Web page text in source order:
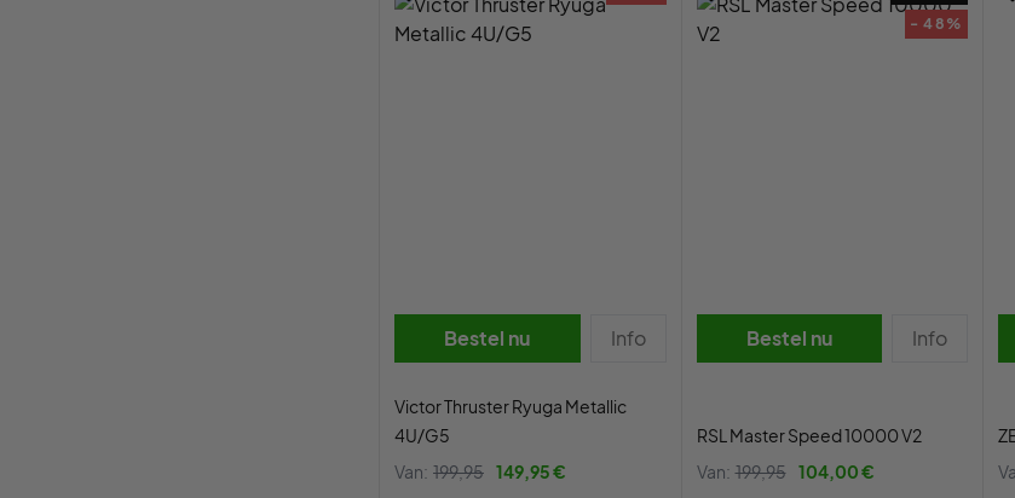
Bestel nu Info
Victor Thruster Ryuga Metallic
4U/G5
Van: 199,95 149,95 €
- 48%
Bestel nu Info
RSL Master Speed 10000 V2
Van: 199,95 104,00 €